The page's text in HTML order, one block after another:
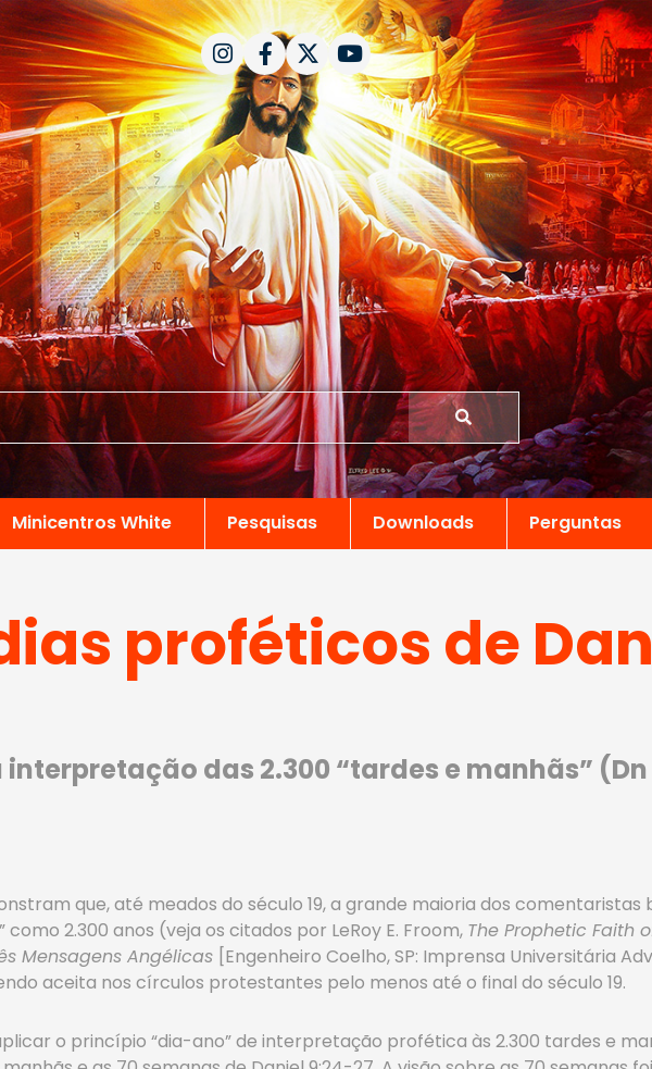
Minicentros White Pesquisas Downloads Perguntas
proféticos de
das 2.300 “tardes e manhãs” (Dn
que, até meados do século 19, a grande maioria dos
2.300 anos (veja os citados por LeRoy E. Froom, The Prophetic Faith
Mensagens Angélicas [Engenheiro Coelho, SP: Imprensa Universitária
aceita nos círculos protestantes pelo menos até o final do século 19.
o princípio “dia-ano” de interpretação profética às 2.300 tardes e